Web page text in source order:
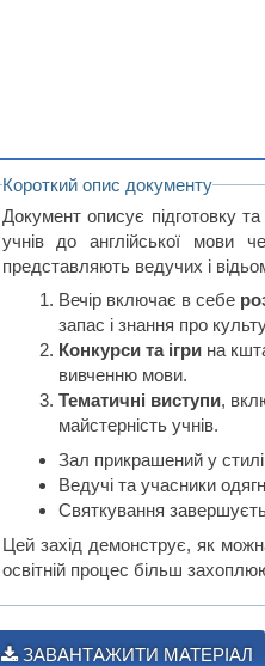
Короткий опис документу
Документ описує підготовку
учнів до англійської мови
представляють ведучих і
Вечір включає в себе
запас і знання про
Конкурси та ігри на
вивченню мови.
Тематичні виступи,
майстерність учнів.
Зал прикрашений у стилі
Ведучі та учасники
Святкування
Цей захід демонструє, як
освітній процес більш
ЗАВАНТАЖИТИ МАТЕРІАЛ